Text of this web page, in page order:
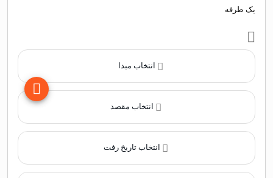
یک طرفه
انتخاب مبدا
انتخاب مقصد